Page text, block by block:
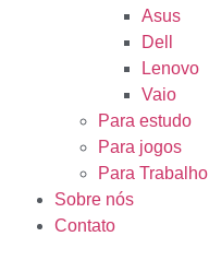
Asus
Dell
Lenovo
Vaio
Para estudo
Para jogos
Para Trabalho
Sobre nós
Contato